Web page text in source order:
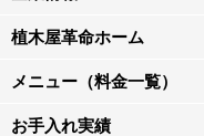
植木屋革命ホーム
メニュー（料金一覧）
お手入れ実績